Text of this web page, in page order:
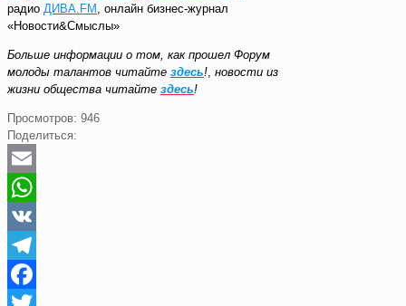
радио ДИВА.FM , онлайн бизнес-журнал
«Новости&Смыслы»
Больше информации о том, как прошел Форум
молоды талантов читайте здесь!, новости из
жизни общества читайте здесь!
Просмотров: 946
Поделиться:
Email
WhatsApp
VK
Telegram
Facebook